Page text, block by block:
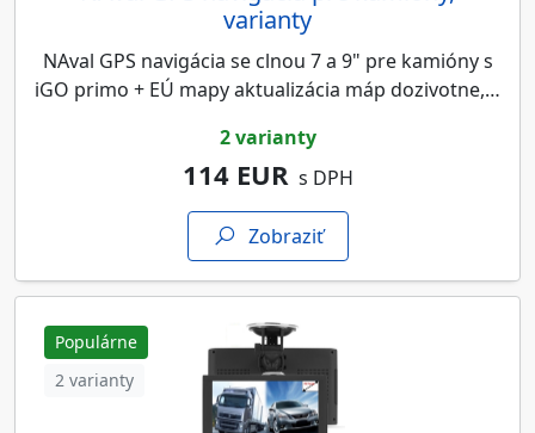
varianty
NAval GPS navigácia se clnou 7 a 9" pre kamióny s
iGO primo + EÚ mapy aktualizácia máp dozivotne,…
2 varianty
114 EUR s DPH
Zobraziť
Populárne
2 varianty